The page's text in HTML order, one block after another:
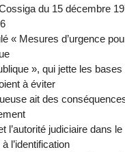
du 15 décembre
« Mesures d’urgence
», qui jette les bases
à éviter
ait des
l’autorité judiciaire dans
l’identification